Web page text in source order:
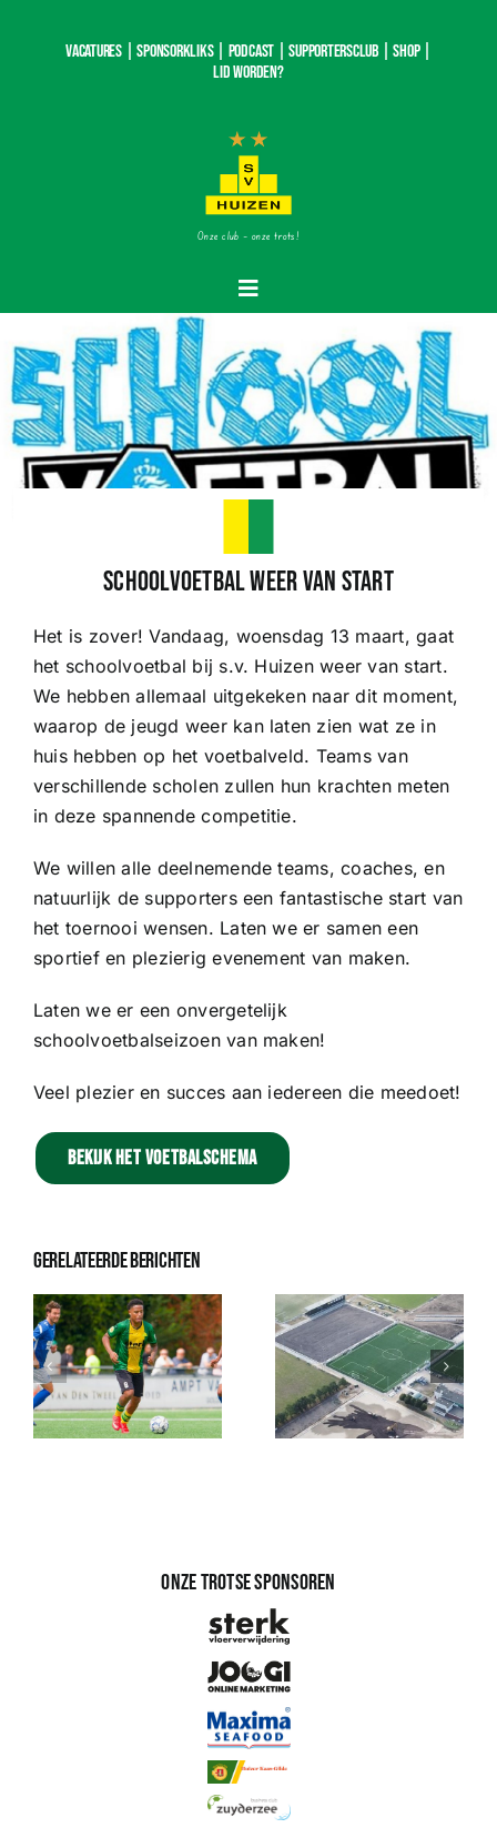
Vacatures | SponsorKliks | Podcast |Supportersclub|Shop|
Lid worden?
Onze club – onze trots!
Toggle
Home
Nieuws
Teams
Wedstrijden
Trainingsschema
Clubinformatie
Het eerste
Organisatie
Sponsoren
Commissies
ClubTV
Activiteiten
Business Club Zuyderzee
Schoolvoetbal weer van start
Het is zover! Vandaag, woensdag 13 maart, gaat
het schoolvoetbal bij s.v. Huizen weer van start.
We hebben allemaal uitgekeken naar dit moment,
waarop de jeugd weer kan laten zien wat ze in
huis hebben op het voetbalveld. Teams van
verschillende scholen zullen hun krachten meten
in deze spannende competitie.
We willen alle deelnemende teams, coaches, en
natuurlijk de supporters een fantastische start van
het toernooi wensen. Laten we er samen een
sportief en plezierig evenement van maken.
Laten we er een onvergetelijk
schoolvoetbalseizoen van maken!
Veel plezier en succes aan iedereen die meedoet!
Bekijk het voetbalschema
Gerelateerde berichten
Onze trotse sponsoren